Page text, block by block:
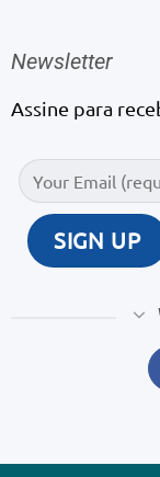
Newsletter
Assine para